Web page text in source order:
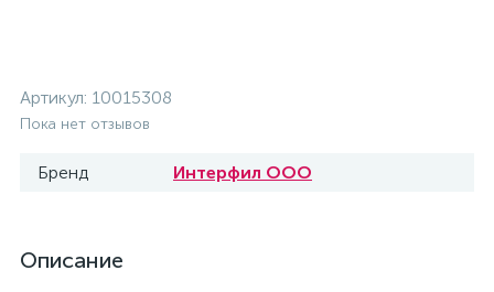
Артикул: 10015308
Пока нет отзывов
Бренд Интерфил ООО
Описание